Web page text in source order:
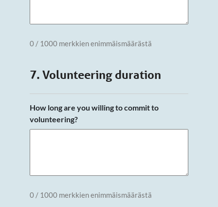
0 / 1000 merkkien enimmäismäärästä
7. Volunteering duration
How long are you willing to commit to
volunteering?
0 / 1000 merkkien enimmäismäärästä